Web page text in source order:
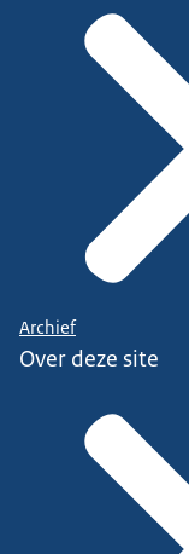
Archief
Over deze site